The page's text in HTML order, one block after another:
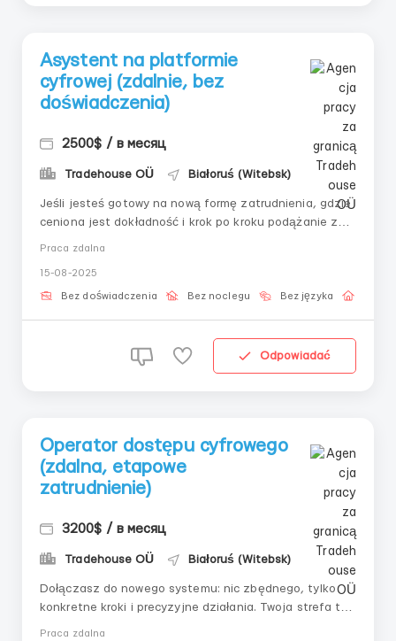
Asystent na platformie
cyfrowej (zdalnie, bez
doświadczenia)
2500$ / в месяц
Tradehouse OÜ Białoruś (Witebsk)
Jeśli jesteś gotowy na nową formę zatrudnienia, gdzie
ceniona jest dokładność i krok po kroku podążanie za
umiejętność pracy w pojedynkę. 📌 Zadania:–
Logowanie za pomocą klucza osobistego&ndash...
Praca zdalna
15-08-2025
Bez doświadczenia Bez noclegu Bez języka
Odpowiadać
Operator dostępu cyfrowego
(zdalna, etapowe
zatrudnienie)
3200$ / в месяц
Tradehouse OÜ Białoruś (Witebsk)
Dołączasz do nowego systemu: nic zbędnego, tylko
konkretne kroki i precyzyjne działania. Twoja strefa to
Praca zdalna